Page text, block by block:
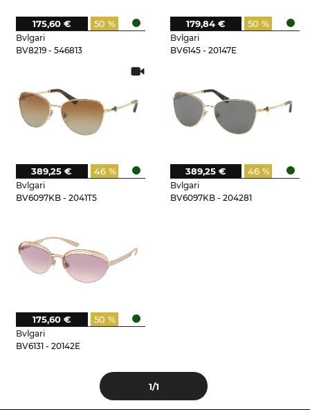
Bvlgari
BV8219 - 546813
50 %
175,60 €
Bvlgari
BV6145 - 20147E
50 %
179,84 €
Bvlgari
BV6097KB - 2041T5
46 %
389,25 €
Bvlgari
BV6097KB - 204281
46 %
389,25 €
Bvlgari
BV6131 - 20142E
50 %
175,60 €
1/1